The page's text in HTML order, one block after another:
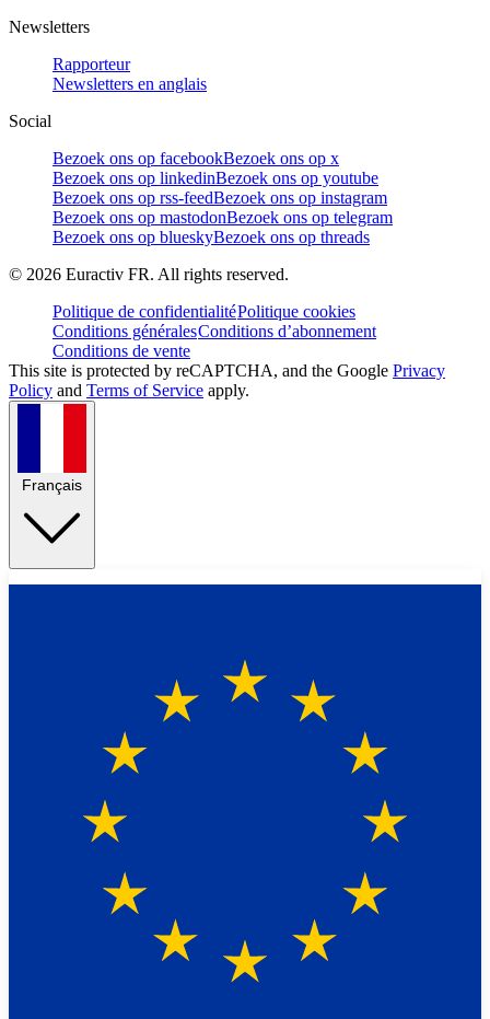
Newsletters
Rapporteur
Newsletters en anglais
Social
Bezoek ons op facebookBezoek ons op x
Bezoek ons op linkedinBezoek ons op youtube
Bezoek ons op rss-feedBezoek ons op instagram
Bezoek ons op mastodonBezoek ons op telegram
Bezoek ons op blueskyBezoek ons op threads
© 2026 Euractiv FR. All rights reserved.
Politique de confidentialitéPolitique cookies
Conditions généralesConditions d’abonnement
Conditions de vente
This site is protected by reCAPTCHA, and the Google Privacy
Policy and Terms of Service apply.
Français